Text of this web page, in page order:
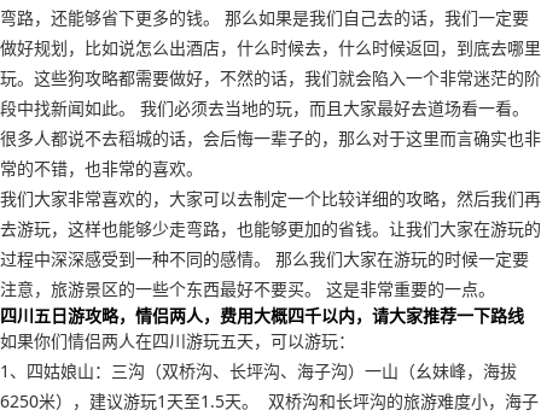
弯路，还能够省下更多的钱。 那么如果是我们自己去的话，我们一定要
做好规划，比如说怎么出酒店，什么时候去，什么时候返回，到底去哪里
玩。这些狗攻略都需要做好，不然的话，我们就会陷入一个非常迷茫的阶
段中找新闻如此。 我们必须去当地的玩，而且大家最好去道场看一看。
很多人都说不去稻城的话，会后悔一辈子的，那么对于这里而言确实也非
常的不错，也非常的喜欢。
我们大家非常喜欢的，大家可以去制定一个比较详细的攻略，然后我们再
去游玩，这样也能够少走弯路，也能够更加的省钱。让我们大家在游玩的
过程中深深感受到一种不同的感情。 那么我们大家在游玩的时候一定要
注意，旅游景区的一些个东西最好不要买。 这是非常重要的一点。
四川五日游攻略，情侣两人，费用大概四千以内，请大家推荐一下路线
如果你们情侣两人在四川游玩五天，可以游玩：
1、四姑娘山：三沟（双桥沟、长坪沟、海子沟）一山（幺妹峰，海拔
6250米），建议游玩1天至1.5天。 双桥沟和长坪沟的旅游难度小，海子